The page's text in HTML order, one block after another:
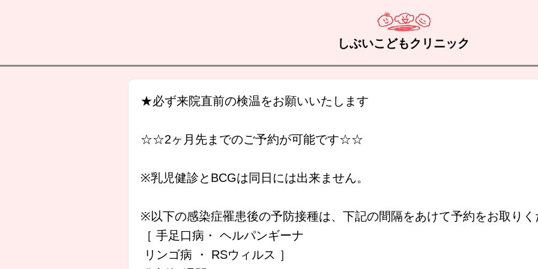
しぶいこどもクリニック
★必ず来院直前の検温をお願いいたします
☆☆2ヶ月先までのご予約が可能です☆☆
※乳児健診とBCGは同日には出来ません。
※以下の感染症罹患後の予防接種は、下記の間隔をあけて予約をお取りく
［ 手足口病・ ヘルパンギーナ
リンゴ病 ・ RSウィルス ］